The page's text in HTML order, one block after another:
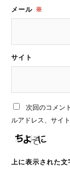
メール ※
サイト
次回のコメン
ルアドレス、サイ
上に表示された